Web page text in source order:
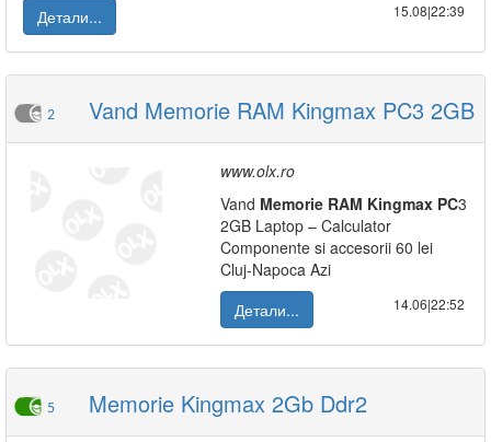
Детали...
15.08|22:39
2 Vand Memorie RAM Kingmax PC3 2GB
www.olx.ro
Vand Memorie RAM Kingmax PC3
2GB Laptop – Calculator
Componente si accesorii 60 lei
Cluj-Napoca Azi
Детали...
14.06|22:52
5 Memorie Kingmax 2Gb Ddr2